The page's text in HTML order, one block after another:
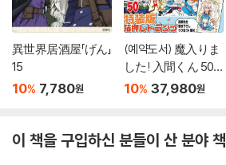
異世界居酒屋「げん」
15
10% 7,780원
(예약도서) 魔入りま
した! 入間くん 50
特裝版
10% 37,980원
이 책을 구입하신 분들이 산 분야 책